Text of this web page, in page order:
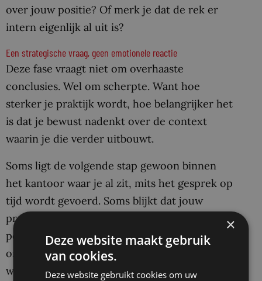
over jouw positie? Of merk je dat de rek er
intern eigenlijk al uit is?
Een strategische vraag, geen emotionele reactie
Deze fase vraagt niet om overhaaste
conclusies. Wel om scherpte. Want hoe
sterker je praktijk wordt, hoe belangrijker het
is dat je bewust nadenkt over de context
waarin je die verder uitbouwt.
Soms ligt de volgende stap gewoon binnen
het kantoor waar je al zit, mits het gesprek op
tijd wordt gevoerd. Soms blijkt dat jouw
praktijk zich sneller heeft ontwikkeld dan het
perspectief dat daar tegenover staat. En soms
ontdek je dat je niet per se méér wilt, maar
wel iets anders nodig hebt: meer invloed,
×
Deze website maakt gebruik
van cookies.
Deze website gebruikt cookies om uw